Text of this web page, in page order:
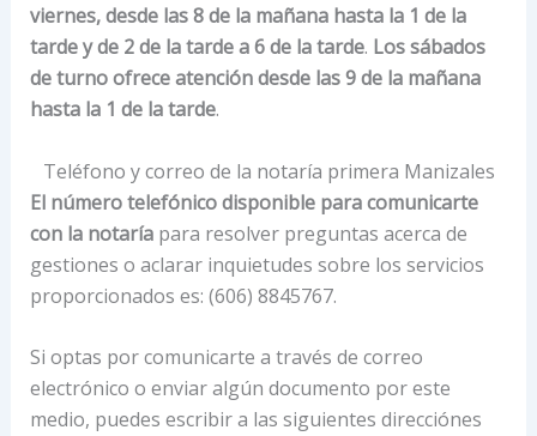
viernes, desde las 8 de la mañana hasta la 1 de la
tarde y de 2 de la tarde a 6 de la tarde. Los sábados
de turno ofrece atención desde las 9 de la mañana
hasta la 1 de la tarde.
Teléfono y correo de la notaría primera Manizales
El número telefónico disponible para comunicarte
con la notaría para resolver preguntas acerca de
gestiones o aclarar inquietudes sobre los servicios
proporcionados es: (606) 8845767.
Si optas por comunicarte a través de correo
electrónico o enviar algún documento por este
medio, puedes escribir a las siguientes direcciónes